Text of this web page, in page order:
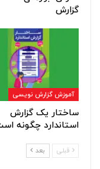
گزارش
آموزش گزارش نویسی
ساختار یک گزارش
استاندارد چگونه
قبلی بعد